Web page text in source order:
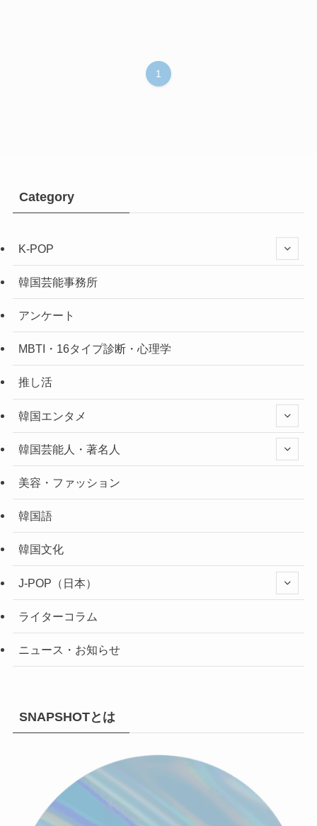
1
Category
K-POP
韓国芸能事務所
アンケート
MBTI・16タイプ診断・心理学
推し活
韓国エンタメ
韓国芸能人・著名人
美容・ファッション
韓国語
韓国文化
J-POP（日本）
ライターコラム
ニュース・お知らせ
SNAPSHOTとは